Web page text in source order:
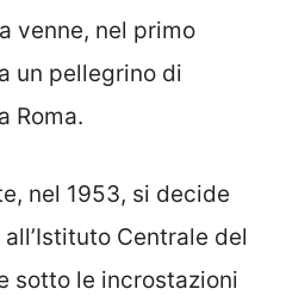
venne, nel primo
un pellegrino di
Roma.
nel 1953, si decide
Centrale del
sotto le incrostazioni